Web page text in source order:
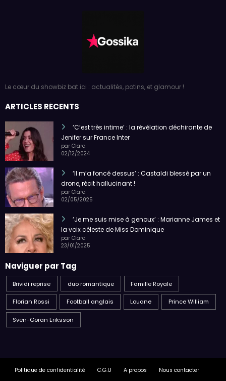
Le cœur du showbiz bat ici : actualités, potins, et glamour !
ARTICLES RÉCENTS
‘C’est très intime’ : la révélation déchirante de
Jenifer sur France Inter
par Clara
02/12/2024
‘Il m’a foncé dessus’ : Castaldi blessé par un
drone, récit hallucinant !
par Clara
02/05/2025
‘Je me suis mise à genoux’ : Marianne James et
la voix céleste de Miss Dominique
par Clara
23/01/2025
Naviguer par Tag
Brividi reprise duo romantique Famille Royale
Florian Rossi Football anglais Louane Prince William
Sven-Göran Eriksson
Politique de confidentialité C.G.U A propos Nous contacter